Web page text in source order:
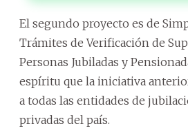
El segundo proyecto es de
Trámites de Verificación de
Personas Jubiladas y
espíritu que la iniciativa
a todas las entidades de
privadas del país.